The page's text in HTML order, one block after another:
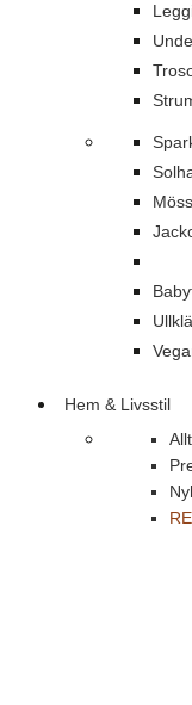
Hem & Livsstil